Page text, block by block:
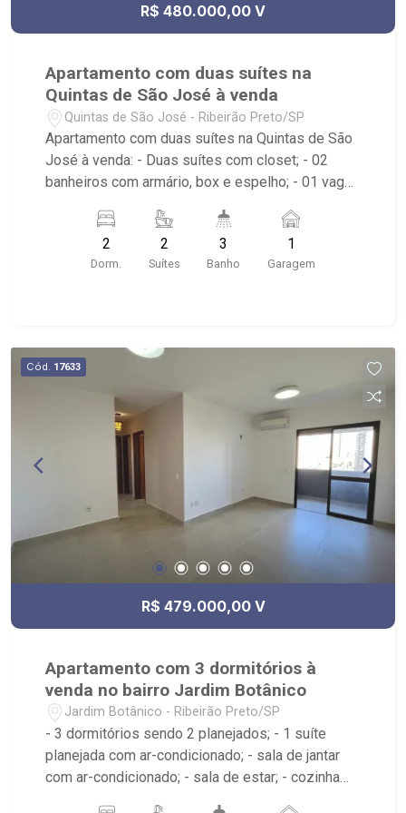
R$ 480.000,00 V
Apartamento com duas suítes na
Quintas de São José à venda
Quintas de São José - Ribeirão Preto/SP
Apartamento com duas suítes na Quintas de São
José à venda: - Duas suítes com closet; - 02
banheiros com armário, box e espelho; - 01 vaga
tradicional; - Área de Serviço; - Varanda Gourmet;
- Espaço Gourmet com churrasqueira; Condomínio
com: - espaço pet; - piscina com borda infinita; -
2
Dorm.
2
Suítes
3
Banho
1
Garagem
Cód. 17633
R$ 479.000,00 V
Apartamento com 3 dormitórios à
venda no bairro Jardim Botânico
Jardim Botânico - Ribeirão Preto/SP
- 3 dormitórios sendo 2 planejados; - 1 suíte
planejada com ar-condicionado; - sala de jantar
com ar-condicionado; - sala de estar; - cozinha